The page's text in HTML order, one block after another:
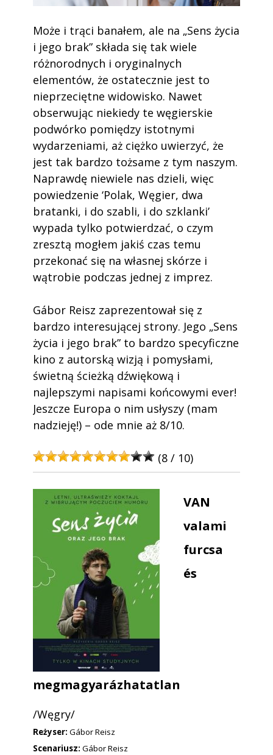
Może i trąci banałem, ale na „Sens życia
i jego brak” składa się tak wiele
różnorodnych i oryginalnych
elementów, że ostatecznie jest to
nieprzeciętne widowisko. Nawet
obserwując niekiedy te węgierskie
podwórko pomiędzy istotnymi
wydarzeniami, aż ciężko uwierzyć, że
jest tak bardzo tożsame z tym naszym.
Naprawdę niewiele nas dzieli, więc
powiedzenie ‘Polak, Węgier, dwa
bratanki, i do szabli, i do szklanki’
wypada tylko potwierdzać, o czym
zresztą mogłem jakiś czas temu
przekonać się na własnej skórze i
wątrobie podczas jednej z imprez.
Gábor Reisz zaprezentował się z
bardzo interesującej strony. Jego „Sens
życia i jego brak” to bardzo specyficzne
kino z autorską wizją i pomysłami,
świetną ścieżką dźwiękową i
najlepszymi napisami końcowymi ever!
Jeszcze Europa o nim usłyszy (mam
nadzieję!) – ode mnie aż 8/10.
(8 / 10)
VAN
valami
furcsa
és
megmagyarázhatatlan
/Węgry/
Reżyser: Gábor Reisz
Scenariusz: Gábor Reisz